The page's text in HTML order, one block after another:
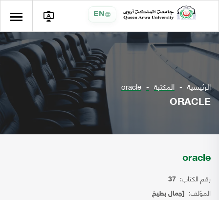
EN
الرئيسية المكتبة oracle
ORACLE
oracle
رقم الكتاب: 37
المؤلف: [جمال بطيخ